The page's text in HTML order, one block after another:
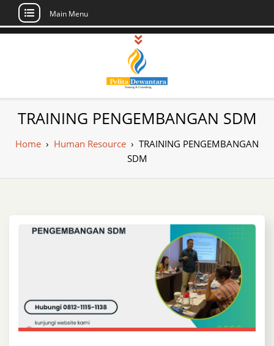
Skip
Main Menu
Pusat Pelatihan
dan Sertifikasi –
Daftar Training
Indonesia
Sertifikasi di Indonesia
TRAINING PENGEMBANGAN SDM
Home › Human Resource › TRAINING PENGEMBANGAN
SDM